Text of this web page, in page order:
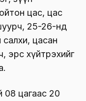
цас, цас
25-26-нд
салхи, цасан
эрс хүйтрэхийг
цагаас 20